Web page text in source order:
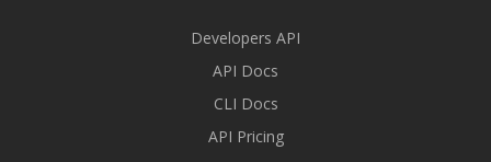
Developers API
API Docs
CLI Docs
API Pricing